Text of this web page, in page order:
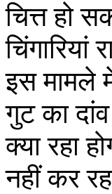
चित्त हो
इस मामले
गुट का
क्या रहा
नहीं कर